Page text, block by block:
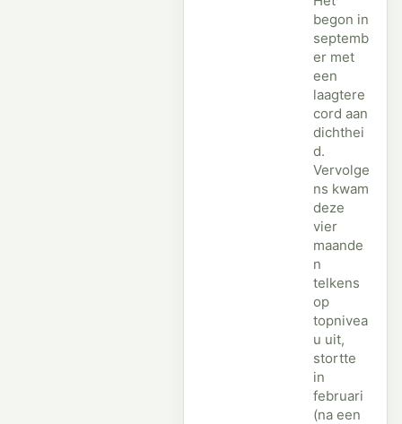
begon in
septemb
er met
een
laagtere
cord aan
dichthei
d.
Vervolge
ns kwam
deze
vier
maande
n
telkens
op
topnivea
u uit,
stortte
in
februari
(na een